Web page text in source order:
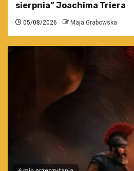
sierpnia” Joachima Triera
05/08/2026 Maja Grabowska